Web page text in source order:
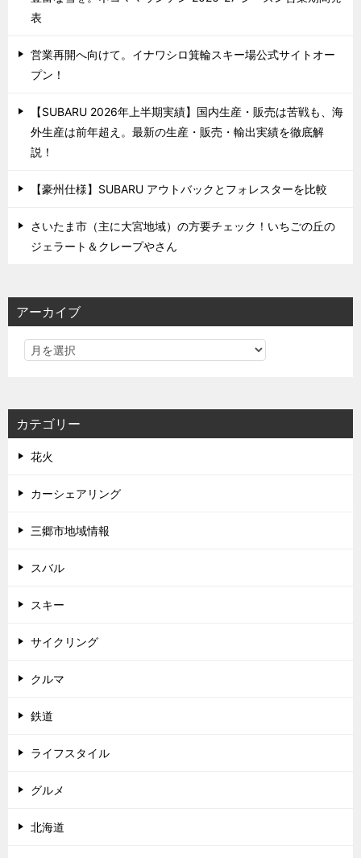
表
営業再開へ向けて。イナワシロ箕輪スキー場公式サイトオー
プン！
【SUBARU 2026年上半期実績】国内生産・販売は苦戦も、海
外生産は前年超え。最新の生産・販売・輸出実績を徹底解
説！
【豪州仕様】SUBARU アウトバックとフォレスターを比較
さいたま市（主に大宮地域）の方要チェック！いちごの丘の
ジェラート＆クレープやさん
アーカイブ
カテゴリー
花火
カーシェアリング
三郷市地域情報
スバル
スキー
サイクリング
クルマ
鉄道
ライフスタイル
グルメ
北海道